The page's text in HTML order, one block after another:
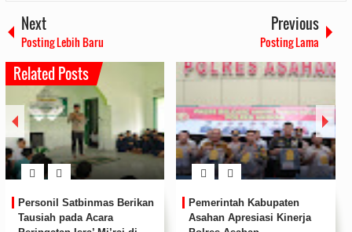
Next
Posting Lebih Baru
Previous
Posting Lama
Related Posts
Personil Satbinmas Berikan
Tausiah pada Acara
Pemerintah Kabupaten
Asahan Apresiasi Kinerja